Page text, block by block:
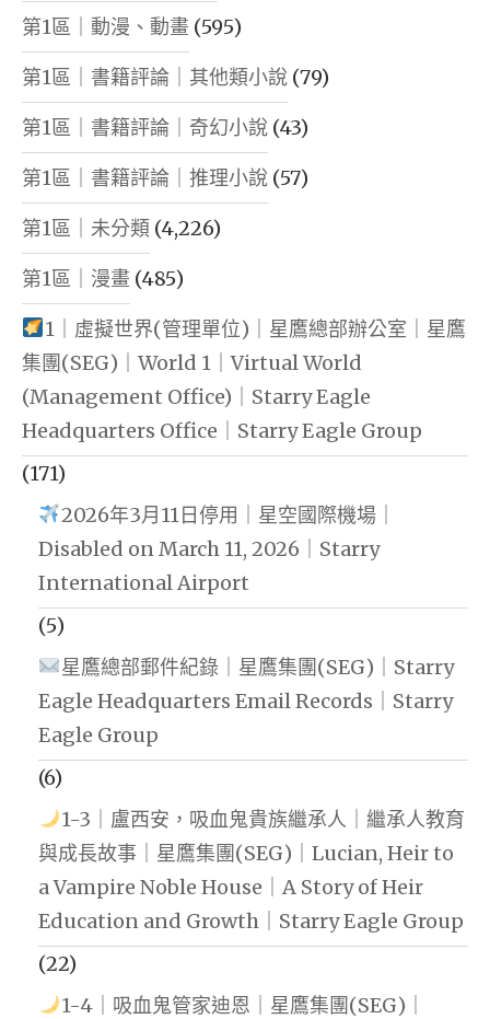
第1區｜動漫、動畫 (595)
第1區｜書籍評論｜其他類小說 (79)
第1區｜書籍評論｜奇幻小說 (43)
第1區｜書籍評論｜推理小說 (57)
第1區｜未分類 (4,226)
第1區｜漫畫 (485)
1｜虛擬世界(管理單位)｜星鷹總部辦公室｜星鷹
集團(SEG)｜World 1｜Virtual World
(Management Office)｜Starry Eagle
Headquarters Office｜Starry Eagle Group
(171)
2026年3月11日停用｜星空國際機場｜
Disabled on March 11, 2026｜Starry
International Airport
(5)
星鷹總部郵件紀錄｜星鷹集團(SEG)｜Starry
Eagle Headquarters Email Records｜Starry
Eagle Group
(6)
1-3｜盧西安，吸血鬼貴族繼承人｜繼承人教育
與成長故事｜星鷹集團(SEG)｜Lucian, Heir to
a Vampire Noble House｜A Story of Heir
Education and Growth｜Starry Eagle Group
(22)
1-4｜吸血鬼管家迪恩｜星鷹集團(SEG)｜